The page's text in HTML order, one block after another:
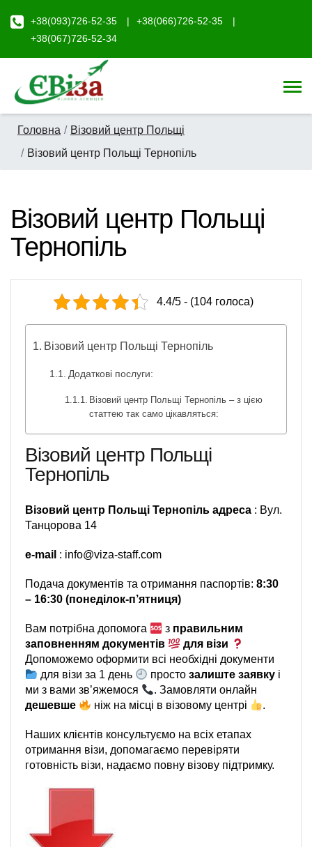
+38(093)726-52-35
+38(066)726-52-35
+38(067)726-52-34
Головна
Візовий центр Польщі
Візовий центр Польщі Тернопіль
Візовий центр Польщі
Тернопіль
4.4/5 - (104 голоса)
Візовий центр Польщі Тернопіль
Додаткові послуги:
Візовий центр Польщі Тернопіль – з цією
статтею так само цікавляться:
Візовий центр Польщі
Тернопіль
Візовий центр Польщі Тернопіль адреса : Вул.
Танцорова 14
e-mail : info@viza-staff.com
Подача документів та отримання паспортів: 8:30
– 16:30 (понеділок-п’ятниця)
Вам потрібна допомога з правильним
заповненням документів
для візи
Допоможемо оформити всі необхідні документи
для візи за 1 день
простозалиште заявку і
ми з вами зв’яжемося
. Замовляти онлайн
дешевше
ніж на місці в візовому центрі .
Наших клієнтів консультуємо на всіх етапах
отримання візи, допомагаємо перевіряти
готовність візи, надаємо повну візову підтримку.